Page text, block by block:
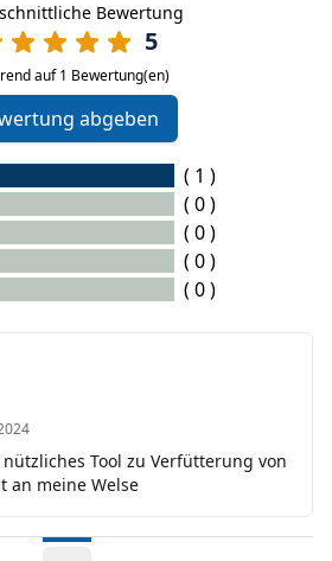
Bewertung
5
auf 1 Bewertung(en)
abgeben
( 1 )
( 0 )
( 0 )
( 0 )
( 0 )
Tool zu Verfütterung von
an meine Welse